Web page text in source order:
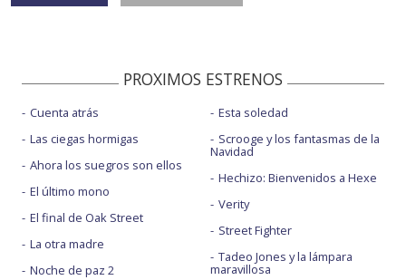
PROXIMOS ESTRENOS
Cuenta atrás
Las ciegas hormigas
Ahora los suegros son ellos
El último mono
El final de Oak Street
La otra madre
Noche de paz 2
Esta soledad
Scrooge y los fantasmas de la
Navidad
Hechizo: Bienvenidos a Hexe
Verity
Street Fighter
Tadeo Jones y la lámpara
maravillosa